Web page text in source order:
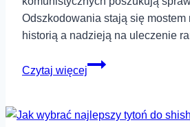
Odszkodowania stają się mostem
historią a nadzieją na uleczenie
Czytaj więcej
Odszkodowania
komunistyczne